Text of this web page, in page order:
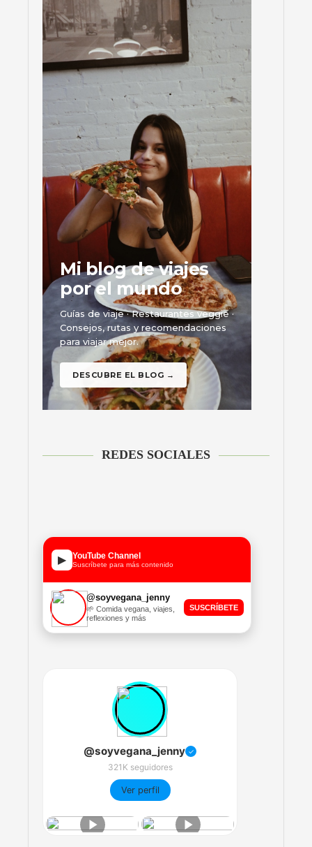
REDES SOCIALES
▶ YouTube Channel
Suscríbete para más contenido
@soyvegana_jenny
🌱 Comida vegana, viajes,
reflexiones y más
SUSCRÍBETE
@soyvegana_jenny ✓
321K seguidores
Ver perfil